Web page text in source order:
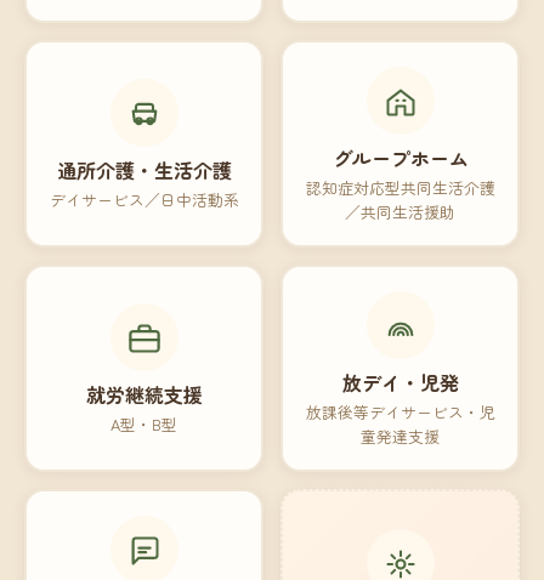
通所介護・生活介護
デイサービス／日中活動系
グループホーム
認知症対応型共同生活介護
／共同生活援助
就労継続支援
A型・B型
放デイ・児発
放課後等デイサービス・児
童発達支援